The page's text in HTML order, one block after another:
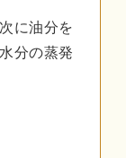
に油分を
分の蒸発